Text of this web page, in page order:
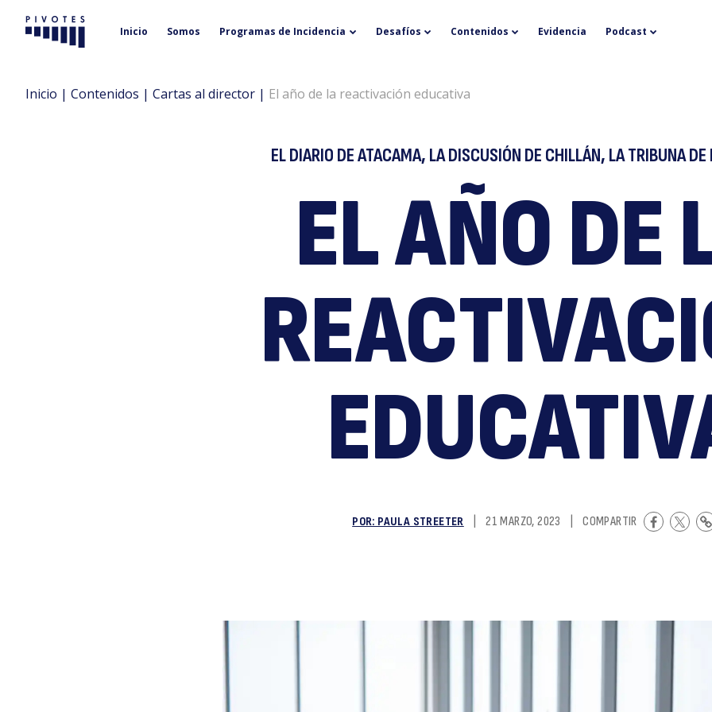
El
Pivotes Inicio Somos Programas de Incidencia Desafíos Contenidos Evidencia Podcast
Inicio | Contenidos | Cartas al director | El año de la reactivación educativa
EL DIARIO DE ATACAMA, LA DISCUSIÓN DE CHILLÁN, LA TRIBUNA DE
EL AÑO DE
POR: PAULA STREETER 21 MARZO, 2023 COMPARTIR